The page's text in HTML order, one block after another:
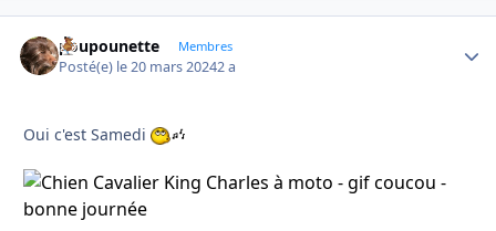
poupounette Membres
Posté(e) le 20 mars 20242 a
Oui c'est Samedi